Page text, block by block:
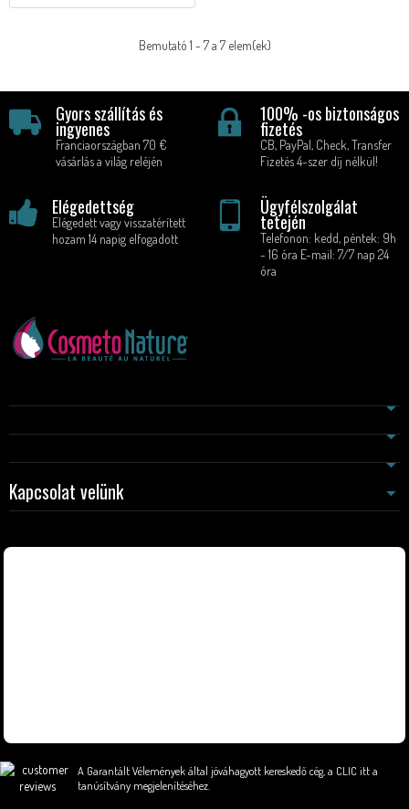
Bemutató 1 - 7 a 7 elem(ek)
Gyors szállítás és
ingyenes
Franciaországban 70 €
vásárlás a világ reléjén
100% -os biztonságos
fizetés
CB, PayPal, Check, Transfer
Fizetés 4-szer díj nélkül!
Elégedettség
Elégedett vagy visszatérített
hozam 14 napig elfogadott
Ügyfélszolgálat
tetején
Telefonon: kedd, péntek: 9h
- 16 óra E-mail: 7/7 nap 24
óra
Kapcsolat velünk
A Garantált Vélemények által jóváhagyott kereskedő cég, a CLIC itt a
tanúsítvány megjelenítéséhez